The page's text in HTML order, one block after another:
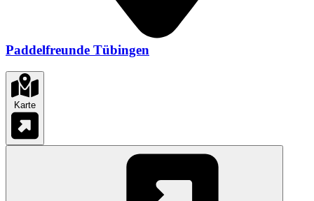
Paddelfreunde Tübingen
Karte